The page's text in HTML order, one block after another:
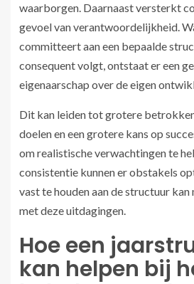
waarborgen. Daarnaast versterkt
gevoel van verantwoordelijkheid.
committeert aan een bepaalde
consequent volgt, ontstaat er een
eigenaarschap over de eigen
Dit kan leiden tot grotere
doelen en een grotere kans op
om realistische verwachtingen te
consistentie kunnen er obstakels
vast te houden aan de structuur
met deze uitdagingen.
Hoe een
kan helpen bij